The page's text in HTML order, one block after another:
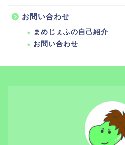
お問い合わせ
まめじぇふの自己紹介
お問い合わせ